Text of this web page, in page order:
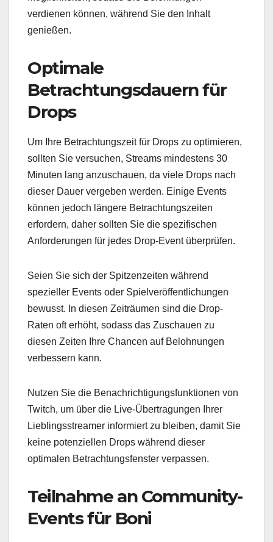
verdienen können, während Sie den Inhalt
genießen.
Optimale
Betrachtungsdauern für
Drops
Um Ihre Betrachtungszeit für Drops zu optimieren,
sollten Sie versuchen, Streams mindestens 30
Minuten lang anzuschauen, da viele Drops nach
dieser Dauer vergeben werden. Einige Events
können jedoch längere Betrachtungszeiten
erfordern, daher sollten Sie die spezifischen
Anforderungen für jedes Drop-Event überprüfen.
Seien Sie sich der Spitzenzeiten während
spezieller Events oder Spielveröffentlichungen
bewusst. In diesen Zeiträumen sind die Drop-
Raten oft erhöht, sodass das Zuschauen zu
diesen Zeiten Ihre Chancen auf Belohnungen
verbessern kann.
Nutzen Sie die Benachrichtigungsfunktionen von
Twitch, um über die Live-Übertragungen Ihrer
Lieblingsstreamer informiert zu bleiben, damit Sie
keine potenziellen Drops während dieser
optimalen Betrachtungsfenster verpassen.
Teilnahme an Community-
Events für Boni